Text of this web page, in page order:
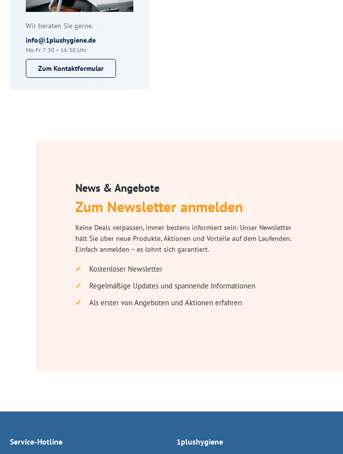
Wir beraten Sie gerne.
info@1plushygiene.de
Mo.-Fr. 7:30 – 16:30 Uhr
Zum Kontaktformular
News & Angebote
Zum Newsletter anmelden
Keine Deals verpassen, immer bestens informiert sein: Unser Newsletter
hält Sie über neue Produkte, Aktionen und Vorteile auf dem Laufenden.
Einfach anmelden – es lohnt sich garantiert.
Kostenloser Newsletter
Regelmäßige Updates und spannende Informationen
Als erster von Angeboten und Aktionen erfahren
Service-Hotline 1plushygiene